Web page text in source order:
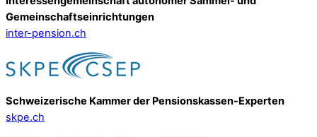
Gemeinschafts­einrichtungen
inter-pension.ch
Schweizerische Kammer der Pensionskassen-Experten
skpe.ch